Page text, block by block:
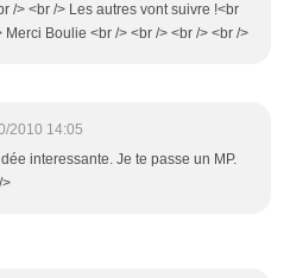
/> <br /> Les autres vont suivre !<br
Merci Boulie <br /> <br /> <br /> <br />
2010 14:05
interessante. Je te passe un MP.
>